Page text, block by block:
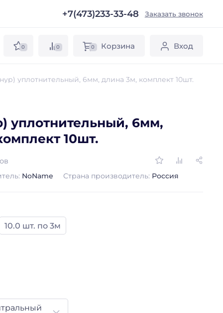
+7(473)233-33-48 Заказать звонок
0 0 0 Корзина Вход
уплотнительный, 6мм, длина 3м, комплект 10шт.
уплотнительный, 6мм,
10шт.
NoName Страна производитель: Россия
10.0 шт. по 3м